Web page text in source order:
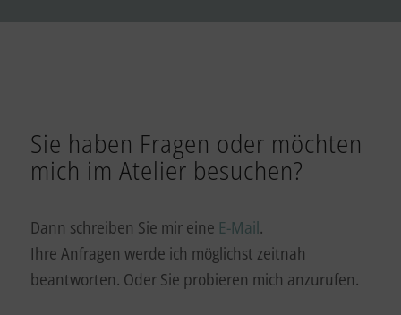
Sie haben Fragen oder möchten
mich im Atelier besuchen?
Dann schreiben Sie mir eine E-Mail.
Ihre Anfragen werde ich möglichst zeitnah
beantworten. Oder Sie probieren mich anzurufen.